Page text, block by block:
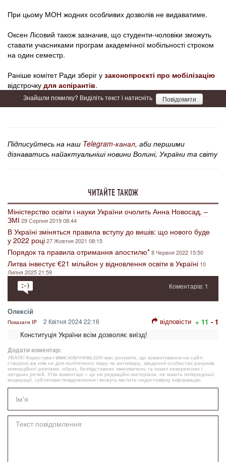
При цьому МОН жодних особливих дозволів не видаватиме.
Оксен Лісовий також зазначив, що студенти-чоловіки зможуть
ставати учасниками програм академічної мобільності строком
на один семестр.
Раніше комітет Ради зберіг у законопроєкті про мобілізацію
відстрочку для аспірантів.
Знайшли помилку? Виділіть текст і натисніть Повідомити
Підписуйтесь на наш Telegram-канал, аби першими
дізнаватись найактуальніші новини Волині, України та світу
ЧИТАЙТЕ ТАКОЖ
Міністерство освіти і науки України очолить Анна Новосад, –
ЗМІ29 Серпня 2019 08:44
В Україні зміняться правила вступу до вишів: що нового буде
у 2022 році27 Жовтня 2021 08:15
Порядок та правила отримання апостилю*8 Червня 2022 15:50
Литва інвестує €21 мільйон у відновлення освіти в Україні 10
Липня 2025 21:59
Коментарів: 1
Олексій
Показати IP 2 Квітня 2024 22:16 відповісти + 11 - 1
Конституція України всім дозволяє виїзд!
Додати коментар:
УВАГА! Користувач www.volynnews.com має розуміти, що коментування на сайті
створені аж ніяк не для політичного піару чи антипіару, зведення особистих рахунків,
комерційної реклами, образ, безпідставних звинувачень та інших некоректних і
негідних речей. Утім коментарі – це не редакційні матеріали, не мають попередньої
модерації, суб’єктивні повідомлення і можуть містити недостовірну інформацію.